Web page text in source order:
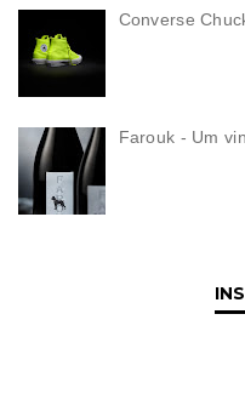
Converse
Farouk - Um